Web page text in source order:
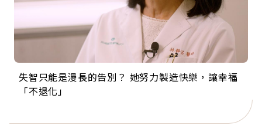
失智只能是漫長的告別？ 她努力製造快樂，讓幸福
「不退化」
來自剛果的巧克力神父 為台灣奉獻36年 「台灣是我
的家，我連作夢都講台語！」
63歲卸矽谷副總、搬回台灣找快樂！「蛋黃哥小
丑」走進安養院，逗樂上萬爺奶：退休後才開始真
104歲打破金氏世界紀錄 成為全球最年長羽球選
手，分享長壽的秘密原來是「這個」
事業巔峰他選擇追夢…黑手阿伯拉小提琴還登上小
巨蛋！連CNN都大讚！